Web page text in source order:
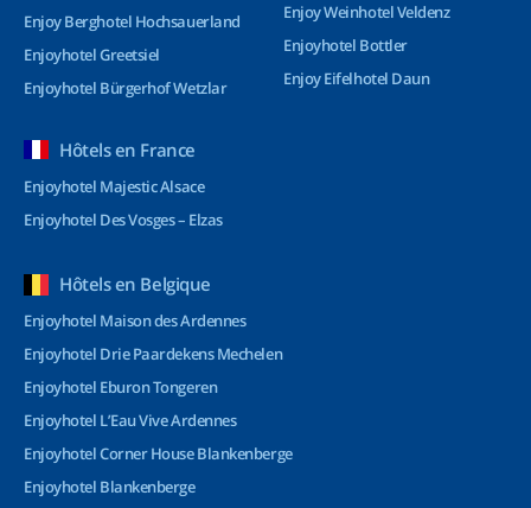
Enjoy Berghotel Hochsauerland
Enjoyhotel Greetsiel
Enjoyhotel Bürgerhof Wetzlar
Enjoy Weinhotel Veldenz
Enjoyhotel Bottler
Enjoy Eifelhotel Daun
Hôtels en France
Enjoyhotel Majestic Alsace
Enjoyhotel Des Vosges – Elzas
Hôtels en Belgique
Enjoyhotel Maison des Ardennes
Enjoyhotel Drie Paardekens Mechelen
Enjoyhotel Eburon Tongeren
Enjoyhotel L’Eau Vive Ardennes
Enjoyhotel Corner House Blankenberge
Enjoyhotel Blankenberge